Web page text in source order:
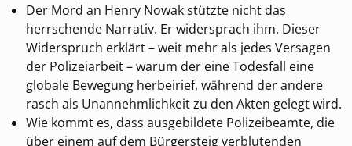
Der Mord an Henry Nowak stützte nicht das
herrschende Narrativ. Er widersprach ihm. Dieser
Widerspruch erklärt – weit mehr als jedes Versagen
der Polizeiarbeit – warum der eine Todesfall eine
globale Bewegung herbeirief, während der andere
rasch als Unannehmlichkeit zu den Akten gelegt wird.
Wie kommt es, dass ausgebildete Polizeibeamte, die
über einem auf dem Bürgersteig verblutenden